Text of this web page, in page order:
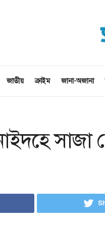
জাতীয় ক্রাইম জানা-অজানা
সাজা